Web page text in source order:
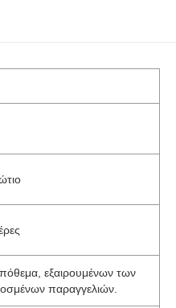
εξαιρουμένων των
παραγγελιών.